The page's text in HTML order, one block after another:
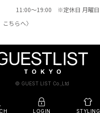
11:00～19:00 ※定休日 月曜日
こちらへ〉
© GUEST LIST Co.,Ltd
LOGIN STYLING